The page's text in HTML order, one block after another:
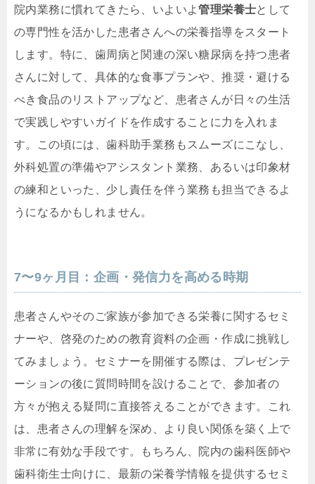
院内業務に慣れてきたら、いよいよ管理栄養士として
の専門性を活かした患者さんへの栄養指導をスタート
します。特に、歯周病と関連の深い糖尿病を持つ患者
さんに対して、具体的な食事プランや、推奨・避ける
べき食品のリストアップなど、患者さんが日々の生活
で実践しやすいガイドを作成することに力を入れま
す。この頃には、歯科助手業務もスムーズにこなし、
外科処置の準備やアシスタント業務、あるいは印象材
の練和といった、少し責任を伴う業務も担当できるよ
うになるかもしれません。
7〜9ヶ月目：企画・発信力を高める時期
患者さんやそのご家族が参加できる栄養に関するセミ
ナーや、啓発のための教育資料の企画・作成に挑戦し
てみましょう。セミナーを開催する際は、プレゼンテ
ーションの後に質問時間を設けることで、参加者の
方々が抱える疑問に直接答えることができます。これ
は、患者さんの理解を深め、より良い関係を築く上で
非常に有効な手段です。もちろん、院内の歯科医師や
歯科衛生士向けに、最新の栄養学情報を提供するセミ